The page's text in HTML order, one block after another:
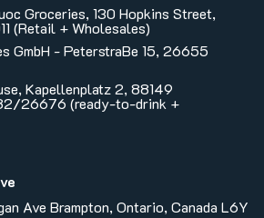
Groceries, 130 Hopkins Street,
(Retail + Wholesales)
GmbH - PeterstraBe 15, 26655
Kapellenplatz 2, 88149
26676 (ready-to-drink +
Ave Brampton, Ontario, Canada L6Y